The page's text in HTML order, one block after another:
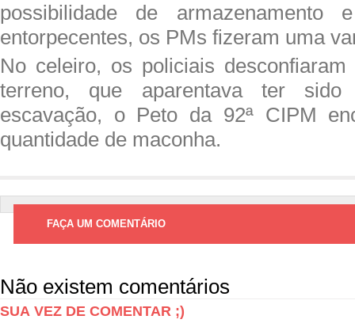
possibilidade de armazenamento
entorpecentes, os PMs fizeram uma
No celeiro, os policiais
terreno, que aparentava ter sido
escavação, o Peto da 92ª CIPM
quantidade de maconha.
FAÇA UM COMENTÁRIO
Não existem comentários
SUA VEZ DE COMENTAR ;)